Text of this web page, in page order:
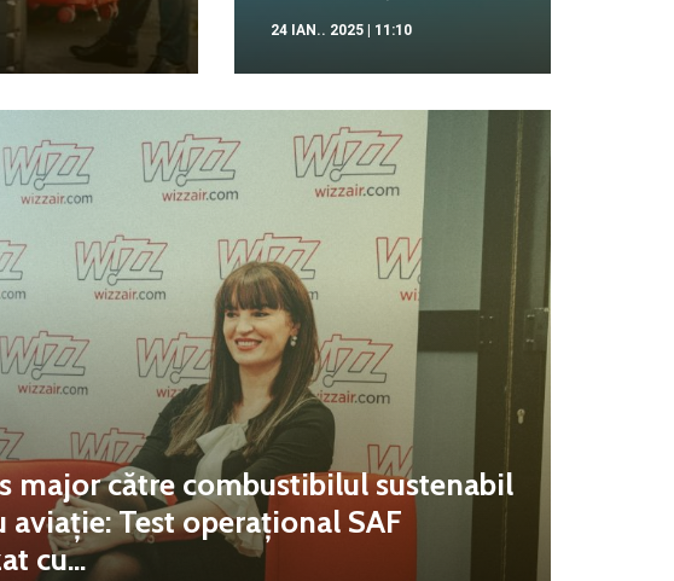
24 IAN.. 2025 | 11:10
major către combustibilul sustenabil
aviație: Test operațional SAF
cu...